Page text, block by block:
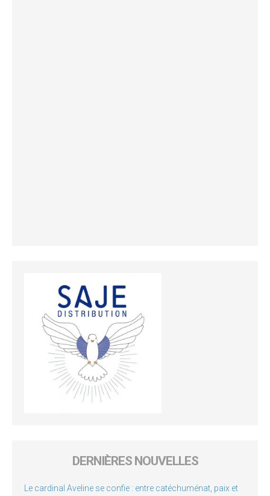
DERNIÈRES NOUVELLES
Le cardinal Aveline se confie : entre catéchuménat, paix et